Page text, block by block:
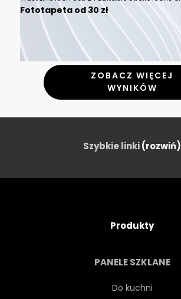
Fototapeta od 30 zł
ZOBACZ WIĘCEJ
WYNIKÓW
Szybkie linki(rozwiń)
Produkty
PANELE SZKLANE
Do kuchni